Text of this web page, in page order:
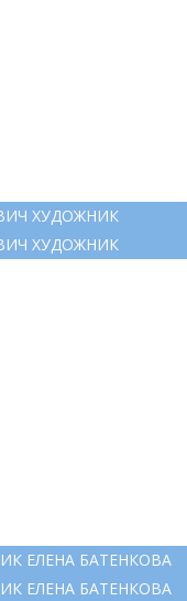
ХУДОЖНИК
ХУДОЖНИК
ЕЛЕНА БАТЕНКОВА
ЕЛЕНА БАТЕНКОВА